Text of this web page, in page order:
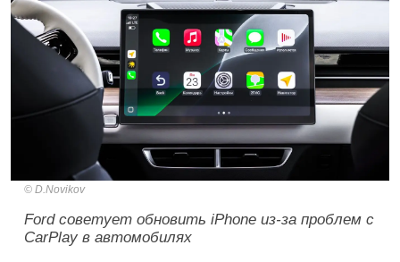
D.Novikov
Ford советует обновить iPhone из-за проблем с
CarPlay в автомобилях